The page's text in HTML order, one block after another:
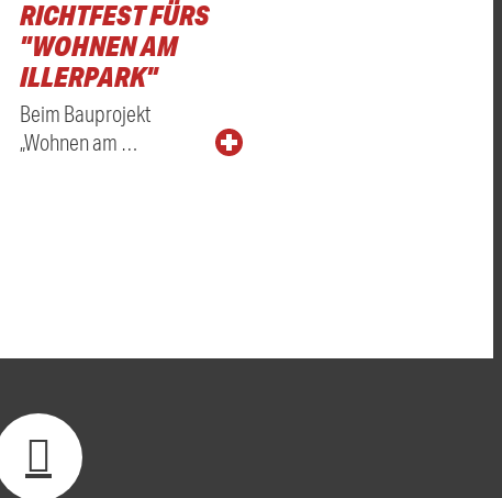
RICHTFEST FÜRS
"WOHNEN AM
ILLERPARK"
Beim Bauprojekt
„Wohnen am …